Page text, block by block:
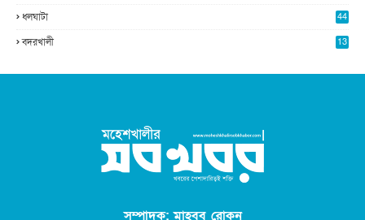
ধলঘাটা 44
বদরখালী 13
সম্পাদক: মাহবুব রোকন